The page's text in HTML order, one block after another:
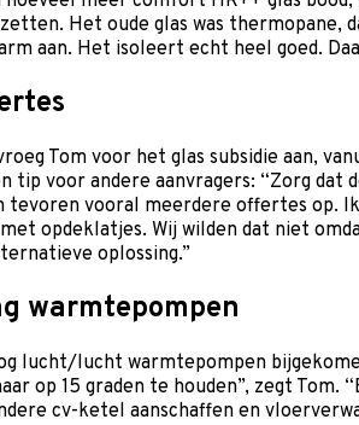
Het oude glas was
aan. Het isoleert echt heel goed.
Tom voor het glas subsidie aan,
tip voor andere aanvragers: “Zorg
tevoren vooral meerdere offertes op.
opdeklatjes. Wij wilden dat niet
oplossing.”
warmtepompen
lucht/lucht warmtepompen
op 15 graden te houden”, zegt
cv-ketel aanschaffen en